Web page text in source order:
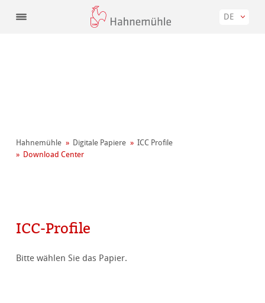
DE
Hahnemühle Digitale Papiere
ICC Profile
Download Center
ICC-Profile
Bitte wählen Sie das Papier.